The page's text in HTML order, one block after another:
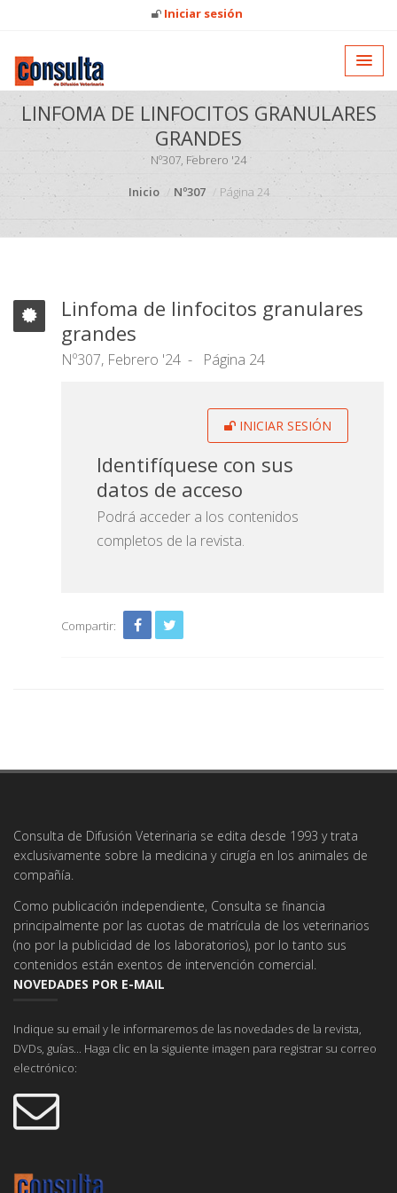
Iniciar sesión
LINFOMA DE LINFOCITOS GRANULARES
GRANDES
Nº307, Febrero '24
Inicio
Nº307 Página 24
Linfoma de linfocitos granulares
grandes
Nº307, Febrero '24 Página 24
INICIAR SESIÓN
Identifíquese con sus
datos de acceso
Podrá acceder a los contenidos
completos de la revista.
Compartir:
Consulta de Difusión Veterinaria se edita desde 1993 y trata
exclusivamente sobre la medicina y cirugía en los animales de
compañía.
Como publicación independiente, Consulta se financia
principalmente por las cuotas de matrícula de los veterinarios
(no por la publicidad de los laboratorios), por lo tanto sus
contenidos están exentos de intervención comercial.
NOVEDADES POR E-MAIL
Indique su email y le informaremos de las novedades de la revista,
DVDs, guías... Haga clic en la siguiente imagen para registrar su correo
electrónico: